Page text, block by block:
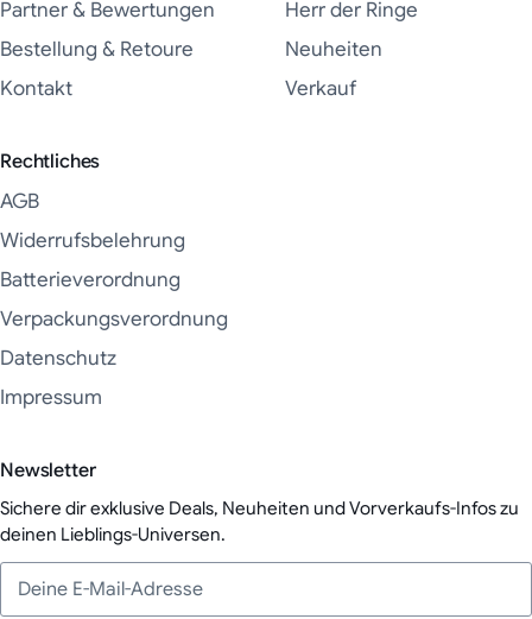
Partner & Bewertungen
Bestellung & Retoure
Kontakt
Herr der Ringe
Neuheiten
Verkauf
Rechtliches
AGB
Widerrufsbelehrung
Batterieverordnung
Verpackungsverordnung
Datenschutz
Impressum
Newsletter
Sichere dir exklusive Deals, Neuheiten und Vorverkaufs-Infos zu
deinen Lieblings-Universen.